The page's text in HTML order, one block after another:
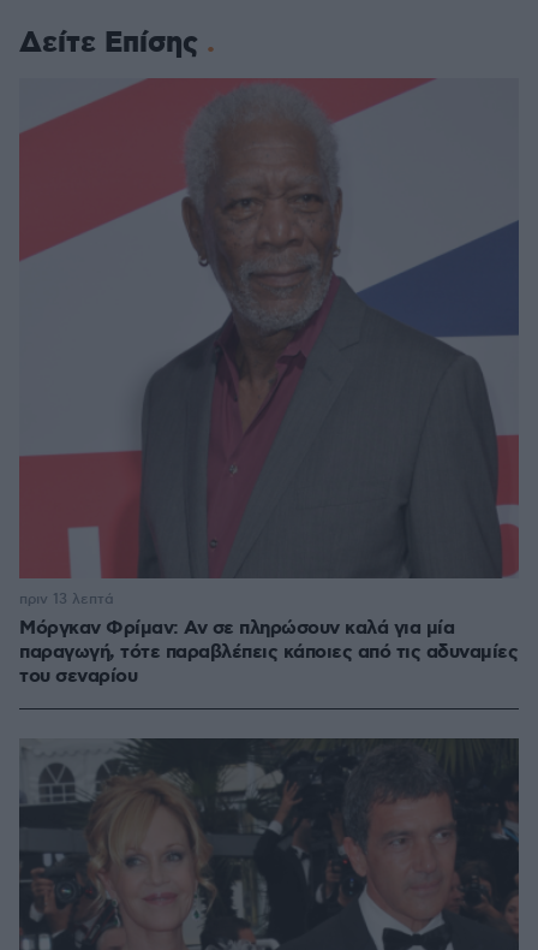
Δείτε Επίσης
Μόργκαν Φρίμαν: Αν σε πληρώσουν καλά για μία
παραγωγή, τότε παραβλέπεις κάποιες από τις αδυναμίες
του σεναρίου
πριν 13 λεπτά